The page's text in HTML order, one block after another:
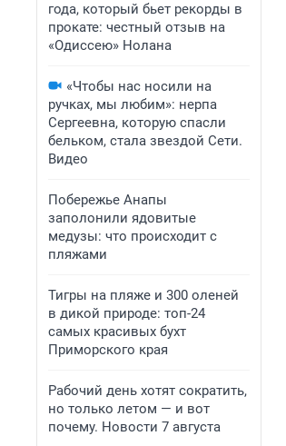
года, который бьет рекорды в
прокате: честный отзыв на
«Одиссею» Нолана
«Чтобы нас носили на
ручках, мы любим»: нерпа
Сергеевна, которую спасли
бельком, стала звездой Сети.
Видео
Побережье Анапы
заполонили ядовитые
медузы: что происходит с
пляжами
Тигры на пляже и 300 оленей
в дикой природе: топ-24
самых красивых бухт
Приморского края
Рабочий день хотят сократить,
но только летом — и вот
почему. Новости 7 августа